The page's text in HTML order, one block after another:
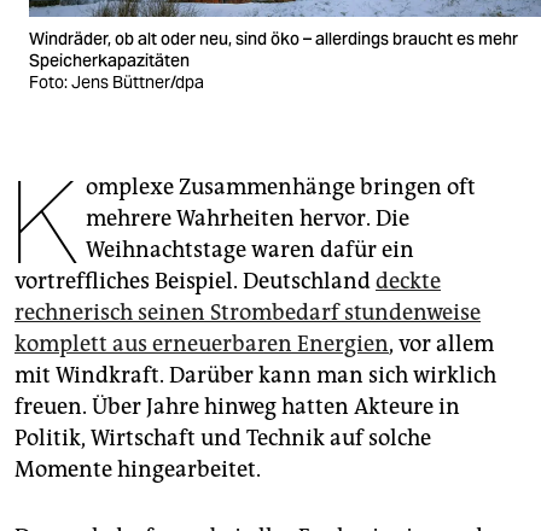
fragen & hilfe
unterstützen
genossenschaft
epaper login
Windräder, ob alt oder neu, sind öko – allerdings braucht es mehr
Speicherkapazitäten
Foto: Jens Büttner/dpa
K omplexe Zusammenhänge bringen oft
mehrere Wahrheiten hervor. Die
Weihnachtstage waren dafür ein
vortreffliches Beispiel. Deutschlanddeckte
rechnerisch seinen Strombedarf stundenweise
komplett aus erneuerbaren Energien, vor allem
mit Windkraft. Darüber kann man sich wirklich
freuen. Über Jahre hinweg hatten Akteure in
Politik, Wirtschaft und Technik auf solche
Momente hingearbeitet.